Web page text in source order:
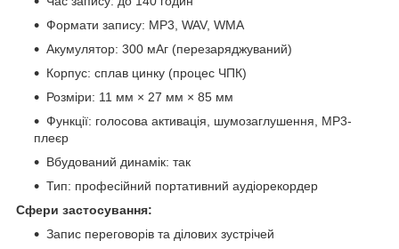
Формати запису: MP3, WAV, WMA
Акумулятор: 300 мАг (перезаряджуваний)
Корпус: сплав цинку (процес ЧПК)
Розміри: 11 мм × 27 мм × 85 мм
Функції: голосова активація, шумозаглушення, MP3-
плеєр
Вбудований динамік: так
Тип: професійний портативний аудіорекордер
Сфери застосування:
Запис переговорів та ділових зустрічей